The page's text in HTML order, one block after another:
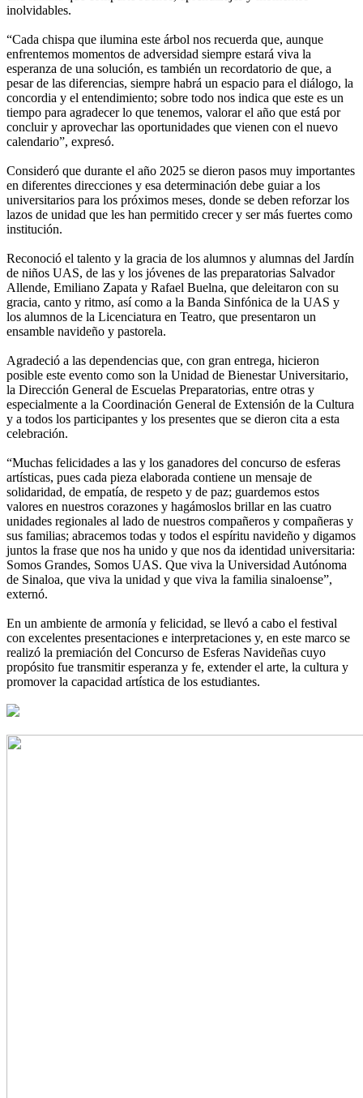
inolvidables.
“Cada chispa que ilumina este árbol nos recuerda que, aunque
enfrentemos momentos de adversidad siempre estará viva la
esperanza de una solución, es también un recordatorio de que, a
pesar de las diferencias, siempre habrá un espacio para el diálogo, la
concordia y el entendimiento; sobre todo nos indica que este es un
tiempo para agradecer lo que tenemos, valorar el año que está por
concluir y aprovechar las oportunidades que vienen con el nuevo
calendario”, expresó.
Consideró que durante el año 2025 se dieron pasos muy importantes
en diferentes direcciones y esa determinación debe guiar a los
universitarios para los próximos meses, donde se deben reforzar los
lazos de unidad que les han permitido crecer y ser más fuertes como
institución.
Reconoció el talento y la gracia de los alumnos y alumnas del Jardín
de niños UAS, de las y los jóvenes de las preparatorias Salvador
Allende, Emiliano Zapata y Rafael Buelna, que deleitaron con su
gracia, canto y ritmo, así como a la Banda Sinfónica de la UAS y
los alumnos de la Licenciatura en Teatro, que presentaron un
ensamble navideño y pastorela.
Agradeció a las dependencias que, con gran entrega, hicieron
posible este evento como son la Unidad de Bienestar Universitario,
la Dirección General de Escuelas Preparatorias, entre otras y
especialmente a la Coordinación General de Extensión de la Cultura
y a todos los participantes y los presentes que se dieron cita a esta
celebración.
“Muchas felicidades a las y los ganadores del concurso de esferas
artísticas, pues cada pieza elaborada contiene un mensaje de
solidaridad, de empatía, de respeto y de paz; guardemos estos
valores en nuestros corazones y hagámoslos brillar en las cuatro
unidades regionales al lado de nuestros compañeros y compañeras y
sus familias; abracemos todas y todos el espíritu navideño y digamos
juntos la frase que nos ha unido y que nos da identidad universitaria:
Somos Grandes, Somos UAS. Que viva la Universidad Autónoma
de Sinaloa, que viva la unidad y que viva la familia sinaloense”,
externó.
En un ambiente de armonía y felicidad, se llevó a cabo el festival
con excelentes presentaciones e interpretaciones y, en este marco se
realizó la premiación del Concurso de Esferas Navideñas cuyo
propósito fue transmitir esperanza y fe, extender el arte, la cultura y
promover la capacidad artística de los estudiantes.